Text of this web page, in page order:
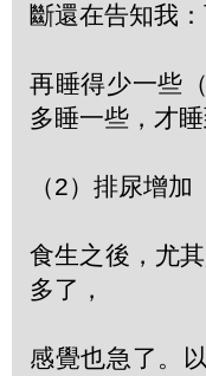
斷還在告知我
再睡得少一些
多睡一些，才
（2）排尿增加
食生之後，尤
多了，
感覺也急了。